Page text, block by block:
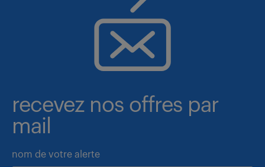
recevez nos offres par
mail
nom de votre alerte